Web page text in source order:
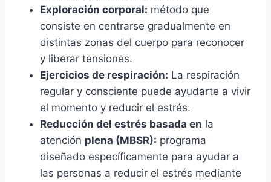
Exploración corporal: método que
consiste en centrarse gradualmente en
distintas zonas del cuerpo para reconocer
y liberar tensiones.
Ejercicios de respiración: La respiración
regular y consciente puede ayudarte a vivir
el momento y reducir el estrés.
Reducción del estrés basada en la
atención plena (MBSR): programa
diseñado específicamente para ayudar a
las personas a reducir el estrés mediante